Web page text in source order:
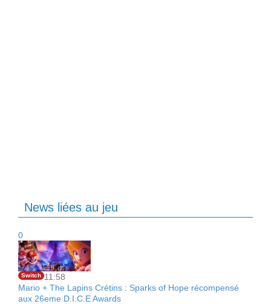
News liées au jeu
0
Switch 11:58
Mario + The Lapins Crétins : Sparks of Hope récompensé
aux 26eme D.I.C.E Awards